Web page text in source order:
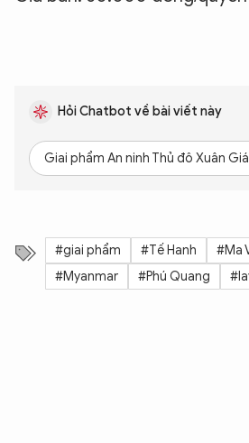
Hỏi Chatbot về bài viết này
Giai phẩm An ninh Thủ đô Xuân
#giai phẩm #Tế Hanh #Ma
#Myanmar
#Phú Quang